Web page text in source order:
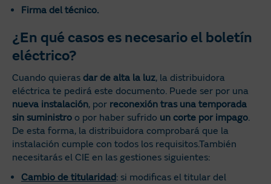
Firma del técnico.
¿En qué casos es necesario el boletín
eléctrico?
Cuando quieras dar de alta la luz, la distribuidora
eléctrica te pedirá este documento. Puede ser por una
nueva instalación, por reconexión tras una temporada
sin suministro o por haber sufrido un corte por impago.
De esta forma, la distribuidora comprobará que la
instalación cumple con todos los requisitos.También
necesitarás el CIE en las gestiones siguientes:
Cambio de titularidad: si modificas el titular del